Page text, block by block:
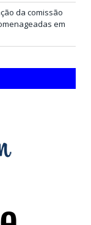
da comissão
em